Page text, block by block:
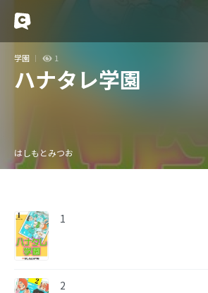
学園 1
ハナタレ学園
はしもとみつお
1
2